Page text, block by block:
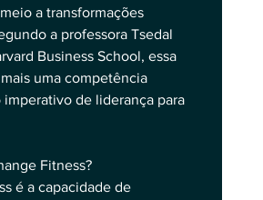
a transformações
a professora Tsedal
Business School, essa
uma competência
imperativo de liderança para
Fitness?
é a capacidade de